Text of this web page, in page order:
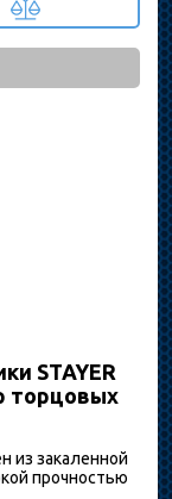
STAYER
торцовых
из закаленной
прочностью